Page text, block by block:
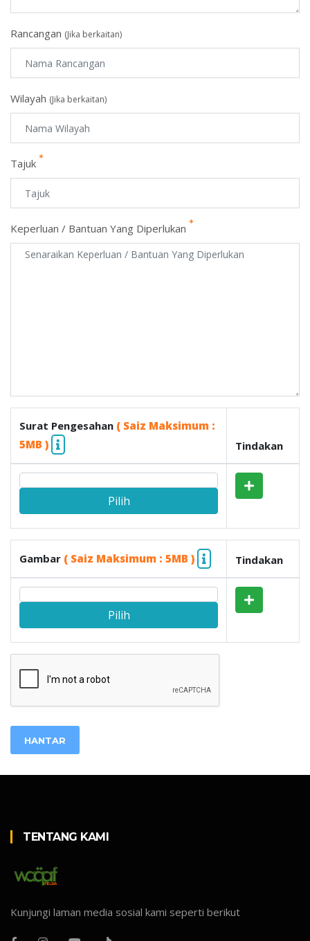
Rancangan (Jika berkaitan)
Wilayah (Jika berkaitan)
Tajuk
Keperluan / Bantuan Yang Diperlukan
Surat Pengesahan ( Saiz Maksimum :
5MB )
Tindakan
Pilih
Gambar ( Saiz Maksimum : 5MB ) Tindakan
Pilih
HANTAR
TENTANG KAMI
Kunjungi laman media sosial kami seperti berikut